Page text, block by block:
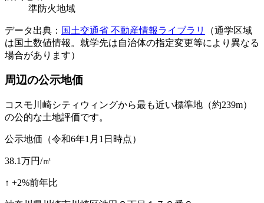
準防火地域
データ出典： 国土交通省 不動産情報ライブラリ
（通学区域
は国土数値情報。就学先は自治体の指定変更等により異なる
場合があります）
周辺の公示地価
コスモ川崎シティウィングから最も近い標準地 （約239m）
の公的な土地評価です。
公示地価（令和6年1月1日時点）
38.1万円/㎡
↑ +2%前年比